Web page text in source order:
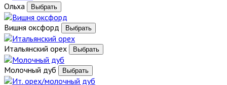
Ольха
Вишня оксфорд
Итальянский орех
Молочный дуб